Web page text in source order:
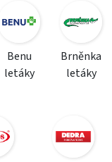
Benu
letáky
Brněnka
letáky